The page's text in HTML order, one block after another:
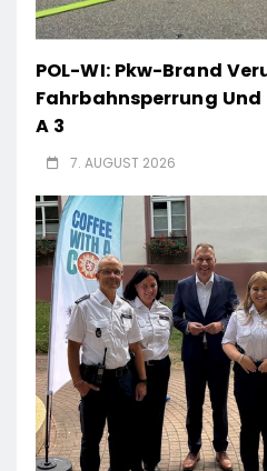
POL-WI: Pkw-Brand
Fahrbahnsperrung Und
A 3
7. AUGUST 2026